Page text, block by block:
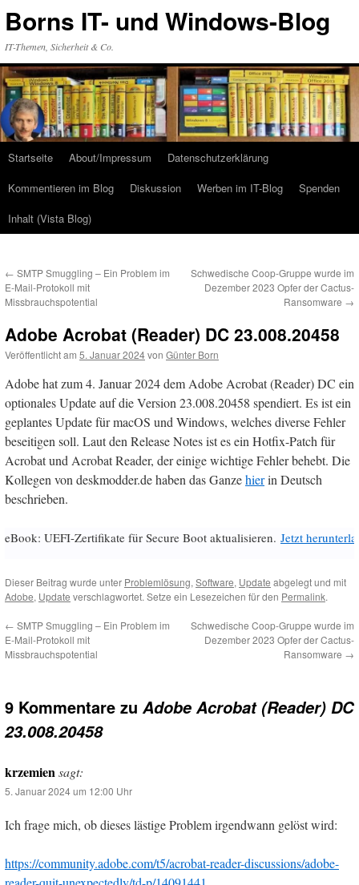
Inhalt
Borns IT- und Windows-Blog
IT-Themen, Sicherheit & Co.
Startseite About/Impressum
Datenschutzerklärung
Kommentieren im Blog
Diskussion Werben im IT-Blog
Spenden
Inhalt (Vista Blog)
← SMTP Smuggling – Ein Problem im
E-Mail-Protokoll mit
Missbrauchspotential
Schwedische Coop-Gruppe wurde im
Dezember 2023 Opfer der Cactus-
Ransomware →
Adobe Acrobat (Reader) DC 23.008.20458
Veröffentlicht am 5. Januar 2024von Günter Born
Adobe hat zum 4. Januar 2024 dem Adobe Acrobat (Reader) DC ein
optionales Update auf die Version 23.008.20458 spendiert. Es ist ein
geplantes Update für macOS und Windows, welches diverse Fehler
beseitigen soll. Laut den Release Notes ist es ein Hotfix-Patch für
Acrobat und Acrobat Reader, der einige wichtige Fehler behebt. Die
Kollegen von deskmodder.de haben das Ganzehierin Deutsch
beschrieben.
eBook: UEFI-Zertifikate für Secure Boot aktualisieren. Jetzt
Dieser Beitrag wurde unter Problemlösung, Software, Update abgelegt und mit
Adobe, Update verschlagwortet. Setze ein Lesezeichen für den Permalink.
← SMTP Smuggling – Ein Problem im
E-Mail-Protokoll mit
Missbrauchspotential
Schwedische Coop-Gruppe wurde im
Dezember 2023 Opfer der Cactus-
Ransomware →
9 Kommentare zu Adobe Acrobat (Reader) DC
23.008.20458
krzemiensagt:
5. Januar 2024 um 12:00 Uhr
Ich frage mich, ob dieses lästige Problem irgendwann gelöst wird:
https://community.adobe.com/t5/acrobat-reader-discussions/adobe-